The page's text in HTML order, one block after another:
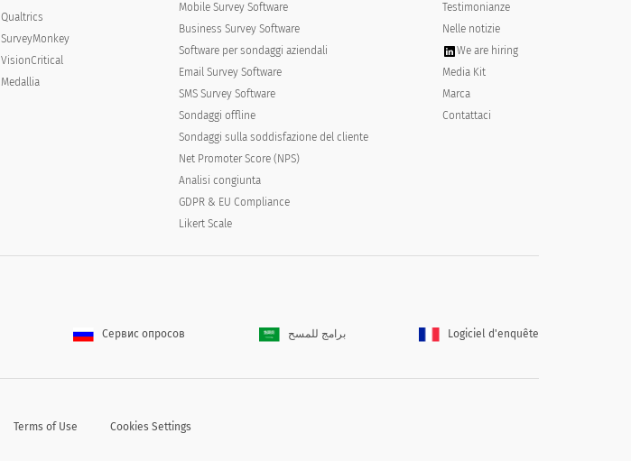
Qualtrics
SurveyMonkey
VisionCritical
Medallia
Mobile Survey Software
Business Survey Software
Software per sondaggi aziendali
Email Survey Software
SMS Survey Software
Sondaggi offline
Sondaggi sulla soddisfazione del cliente
Net Promoter Score (NPS)
Analisi congiunta
GDPR & EU Compliance
Likert Scale
Testimonianze
Nelle notizie
We are hiring
Media Kit
Marca
Contattaci
Сервис опросов برامج للمسح Logiciel d'enquête
Terms of Use Cookies Settings